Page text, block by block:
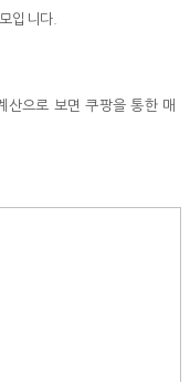
입니다.
으로 보면 쿠팡을 통한 매